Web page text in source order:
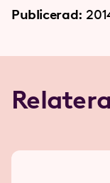
Publicerad: